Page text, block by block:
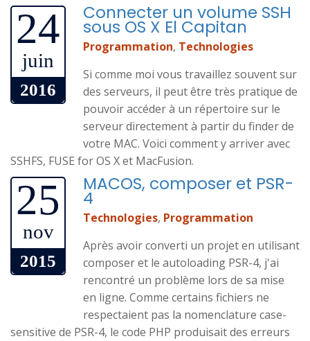
24
juin
2016
Connecter un volume SSH
sous OS X El Capitan
Programmation, Technologies
Si comme moi vous travaillez souvent sur
des serveurs, il peut être très pratique de
pouvoir accéder à un répertoire sur le
serveur directement à partir du finder de
votre MAC. Voici comment y arriver avec
SSHFS, FUSE for OS X et MacFusion.
25
nov
2015
MACOS, composer et PSR-
4
Technologies, Programmation
Après avoir converti un projet en utilisant
composer et le autoloading PSR-4, j'ai
rencontré un problème lors de sa mise
en ligne. Comme certains fichiers ne
respectaient pas la nomenclature case-
sensitive de PSR-4, le code PHP produisait des erreurs